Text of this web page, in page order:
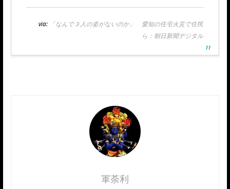
via:
「なんで３人の姿がないのか」 愛知の住宅火災で住民
ら：朝日新聞デジタル
軍荼利